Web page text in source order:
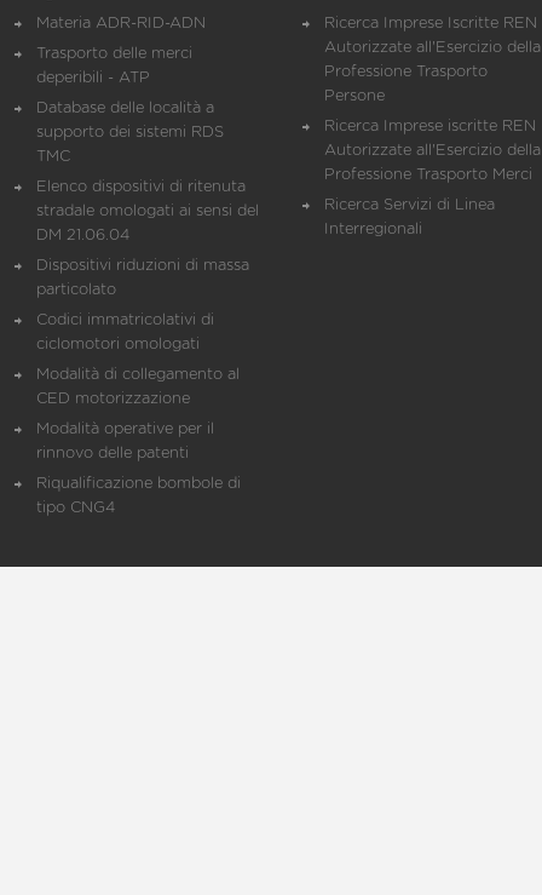
Materia ADR-RID-ADN
Trasporto delle merci
deperibili - ATP
Database delle località a
supporto dei sistemi RDS
TMC
Elenco dispositivi di ritenuta
stradale omologati ai sensi del
DM 21.06.04
Dispositivi riduzioni di massa
particolato
Codici immatricolativi di
ciclomotori omologati
Modalità di collegamento al
CED motorizzazione
Modalità operative per il
rinnovo delle patenti
Riqualificazione bombole di
tipo CNG4
Ricerca Imprese Iscritte REN
Autorizzate all'Esercizio della
Professione Trasporto
Persone
Ricerca Imprese iscritte REN
Autorizzate all'Esercizio della
Professione Trasporto Merci
Ricerca Servizi di Linea
Interregionali